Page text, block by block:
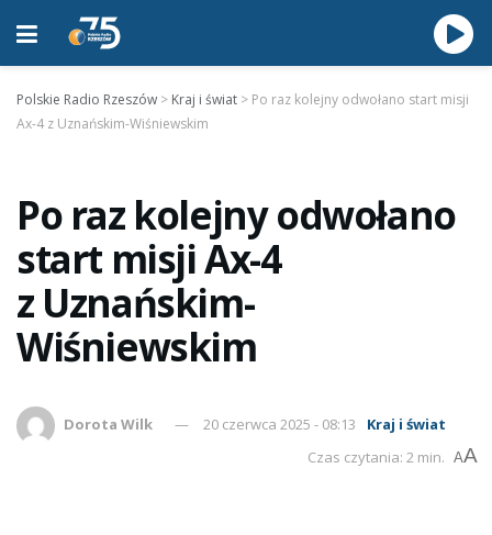
Polskie Radio Rzeszów > Kraj i świat > Po raz kolejny odwołano start misji
Ax-4 z Uznańskim-Wiśniewskim
Po raz kolejny odwołano
start misji Ax-4
z Uznańskim-
Wiśniewskim
Dorota Wilk 20 czerwca 2025 - 08:13
Kraj i świat
Czas czytania: 2 min. AA